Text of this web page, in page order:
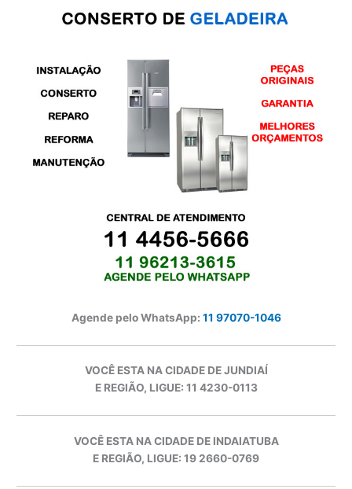
Agende pelo WhatsApp: 11 97070-1046
VOCÊ ESTA NA CIDADE DE JUNDIAÍ
E REGIÃO, LIGUE: 11 4230-0113
VOCÊ ESTA NA CIDADE DE INDAIATUBA
E REGIÃO, LIGUE: 19 2660-0769